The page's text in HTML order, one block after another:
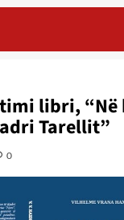
libri, “Në
Tarellit”
0